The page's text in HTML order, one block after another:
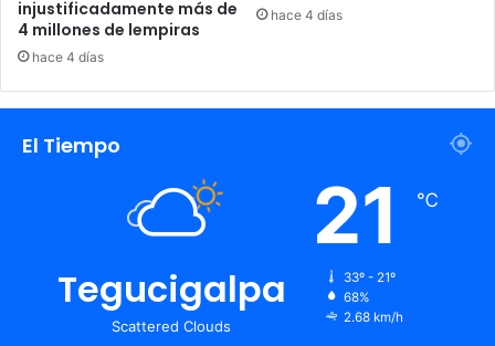
injustificadamente más de
4 millones de lempiras
hace 4 días
hace 4 días
El Tiempo
Tegucigalpa
Scattered Clouds
21 ℃
33º - 21º
68%
2.68 km/h